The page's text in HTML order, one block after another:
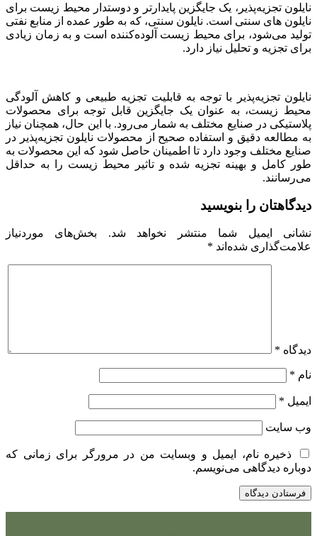
نایلون تجزیه‌پذیر، یک جایگزین پایدارتر و دوستدار محیط زیست برای
نایلون های سنتی است. نایلون سنتی، که به طور عمده از منابع نفتی
تولید می‌شود، برای محیط زیست آلوده‌کننده است و به زمان زیادی
برای تجزیه و تحلیل نیاز دارد.
نایلون تجزیه‌پذیر با توجه به قابلیت تجزیه طبیعی و کاهش آلودگی
محیط زیست، به عنوان یک جایگزین قابل توجه برای محصولات
پلاستیکی در صنایع مختلف به شمار می‌رود. با این حال، همچنان نیاز
به مطالعه دقیق و استفاده صحیح از محصولات نایلون تجزیه‌پذیر در
صنایع مختلف وجود دارد تا اطمینان حاصل شود که این محصولات به
طور کامل و بهینه تجزیه شده و تاثیر محیط زیست را به حداقل
می‌رسانند.
دیدگاهتان را بنویسید
نشانی ایمیل شما منتشر نخواهد شد.
بخش‌های موردنیاز
علامت‌گذاری شده‌اند *
دیدگاه *
نام *
ایمیل *
وب‌ سایت
ذخیره نام، ایمیل و وبسایت من در مرورگر برای زمانی که
دوباره دیدگاهی می‌نویسم.